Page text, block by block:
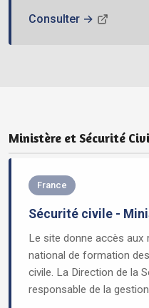
Consulter →
Ministère et Sécurité
France
Sécurité civile -
Le site donne accès
national de formation
civile. La Direction de la
responsable de la